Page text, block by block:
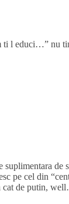
ti l educi…” nu
de
pe cel din
cat de putin,